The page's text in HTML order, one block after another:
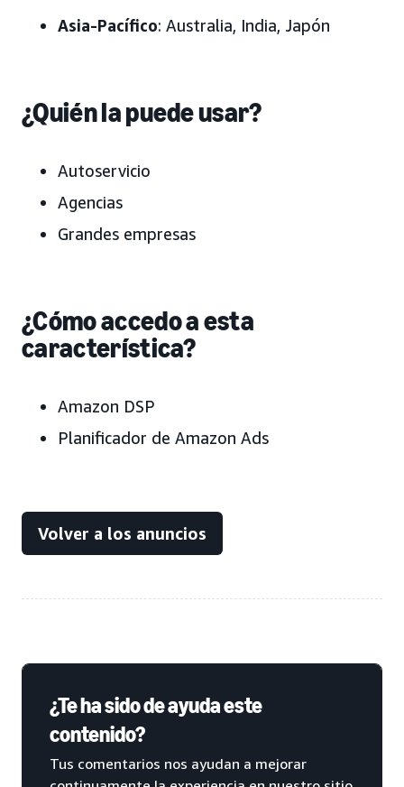
Asia-Pacífico: Australia, India, Japón
¿Quién la puede usar?
Autoservicio
Agencias
Grandes empresas
¿Cómo accedo a esta
característica?
Amazon DSP
Planificador de Amazon Ads
Volver a los anuncios
¿Te ha sido de ayuda este
contenido?
Tus comentarios nos ayudan a mejorar